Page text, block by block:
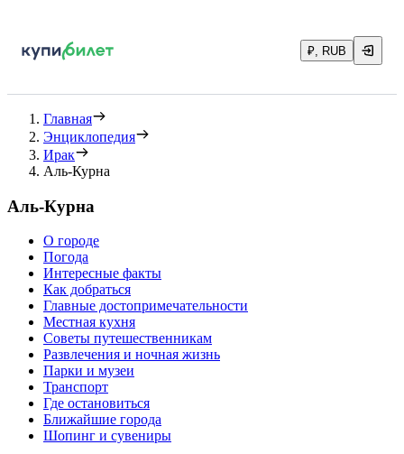
₽, RUB
Главная
Энциклопедия
Ирак
Аль-Курна
Аль-Курна
О городе
Погода
Интересные факты
Как добраться
Главные достопримечательности
Местная кухня
Советы путешественникам
Развлечения и ночная жизнь
Парки и музеи
Транспорт
Где остановиться
Ближайшие города
Шопинг и сувениры